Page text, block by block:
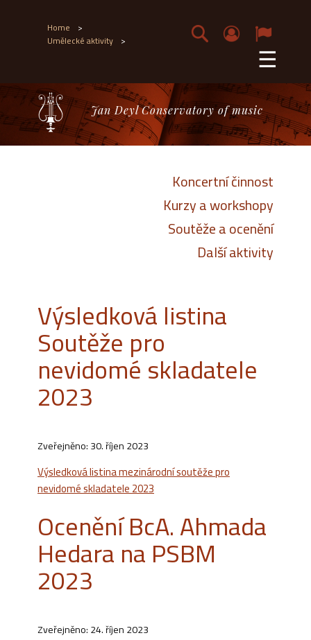
Home >
Umělecké aktivity > ☰
Jan Deyl Conservatory of music
Koncertní činnost
Kurzy a workshopy
Soutěže a ocenění
Další aktivity
Výsledková listina
Soutěže pro
nevidomé skladatele
2023
Zveřejněno: 30. říjen 2023
Výsledková listina mezinárodní soutěže pro
nevidomé skladatele 2023
Ocenění BcA. Ahmada
Hedara na PSBM
2023
Zveřejněno: 24. říjen 2023